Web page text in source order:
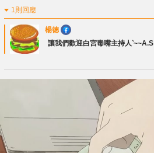
1則回應
楊德
讓我們歡迎白宮毒嘴主持人‵~~A.S